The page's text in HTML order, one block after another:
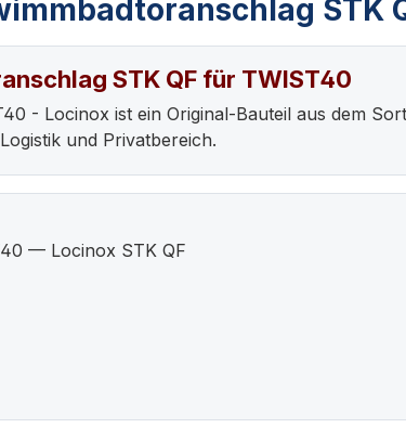
STK
STK QF für TWIST40
- Locinox ist ein Original-Bauteil aus dem
und Privatbereich.
— Locinox STK QF